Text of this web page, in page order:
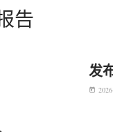
告
发
today